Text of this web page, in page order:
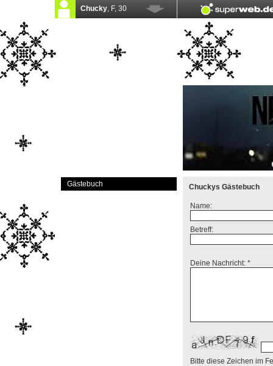
Gästebuch Chuckys Gästebuch
Name:
Betreff:
Deine Nachricht: *
Bitte diese Zeichen im